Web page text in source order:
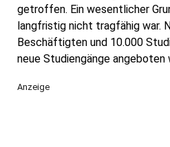
getroffen. Ein wesentlicher
langfristig nicht tragfähig war.
Beschäftigten und 10.000
neue Studiengänge angeboten
Anzeige